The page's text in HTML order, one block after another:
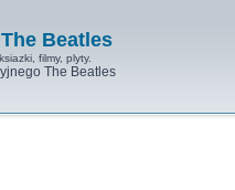
Beatles
filmy, plyty.
The Beatles